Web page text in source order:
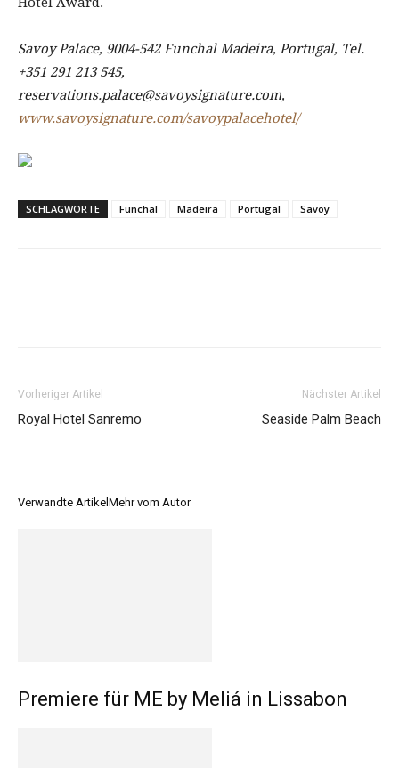
Savoy Palace, 9004-542 Funchal Madeira, Portugal, Tel.
+351 291 213 545,
reservations.palace@savoysignature.com,
www.savoysignature.com/savoypalacehotel/
SCHLAGWORTE Funchal Madeira Portugal Savoy
Vorheriger Artikel
Royal Hotel Sanremo
Nächster Artikel
Seaside Palm Beach
Verwandte Artikel Mehr vom Autor
Premiere für ME by Meliá in Lissabon